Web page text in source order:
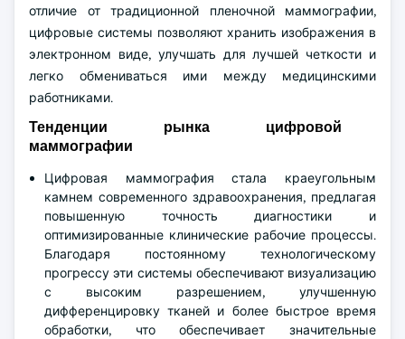
отличие от традиционной пленочной маммографии,
цифровые системы позволяют хранить изображения в
электронном виде, улучшать для лучшей четкости и
легко обмениваться ими между медицинскими
работниками.
Тенденции рынка цифровой
маммографии
Цифровая маммография стала краеугольным
камнем современного здравоохранения, предлагая
повышенную точность диагностики и
оптимизированные клинические рабочие процессы.
Благодаря постоянному технологическому
прогрессу эти системы обеспечивают визуализацию
с высоким разрешением, улучшенную
дифференцировку тканей и более быстрое время
обработки, что обеспечивает значительные